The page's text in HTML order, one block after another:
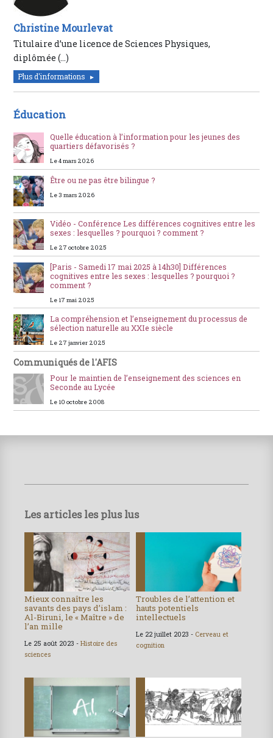
Christine Mourlevat
Titulaire d’une licence de Sciences Physiques,
diplômée (…)
Plus d'informations
Éducation
Quelle éducation à l’information pour les jeunes des
quartiers défavorisés ?
Le 4 mars 2026
Être ou ne pas être bilingue ?
Le 3 mars 2026
Vidéo - Conférence Les différences cognitives entre les
sexes : lesquelles ? pourquoi ? comment ?
Le 27 octobre 2025
[Paris - Samedi 17 mai 2025 à 14h30] Différences
cognitives entre les sexes : lesquelles ? pourquoi ?
comment ?
Le 17 mai 2025
La compréhension et l’enseignement du processus de
sélection naturelle au XXIe siècle
Le 27 janvier 2025
Communiqués de l'AFIS
Pour le maintien de l’enseignement des sciences en
Seconde au Lycée
Le 10 octobre 2008
Les articles les plus lus
Mieux connaître les
savants des pays d’islam :
Al-Biruni, le « Maître » de
l’an mille
Le 25 août 2023 - Histoire des
sciences
Troubles de l’attention et
hauts potentiels
intellectuels
Le 22 juillet 2023 - Cerveau et
cognition